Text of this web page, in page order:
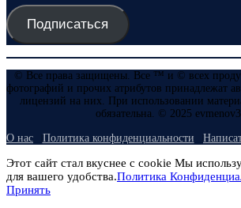
Подписаться
© Все права защищены. Все ™ и © всех
фотографий и прочих атрибутов принадлежат
лицензий на них. При использовании
обязательна. © 2025
О нас Политика конфиденциальности
Этот сайт стал вкуснее с cookie Мы
для вашего удобства.Политика
Принять